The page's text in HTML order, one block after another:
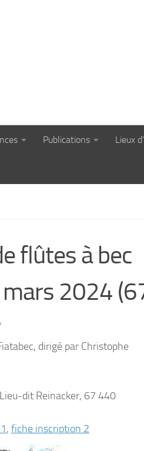
Publications Lieux
flûtes à bec
2024
, dirigé par Christophe
dit Reinacker, 67 440
, fiche inscription 2